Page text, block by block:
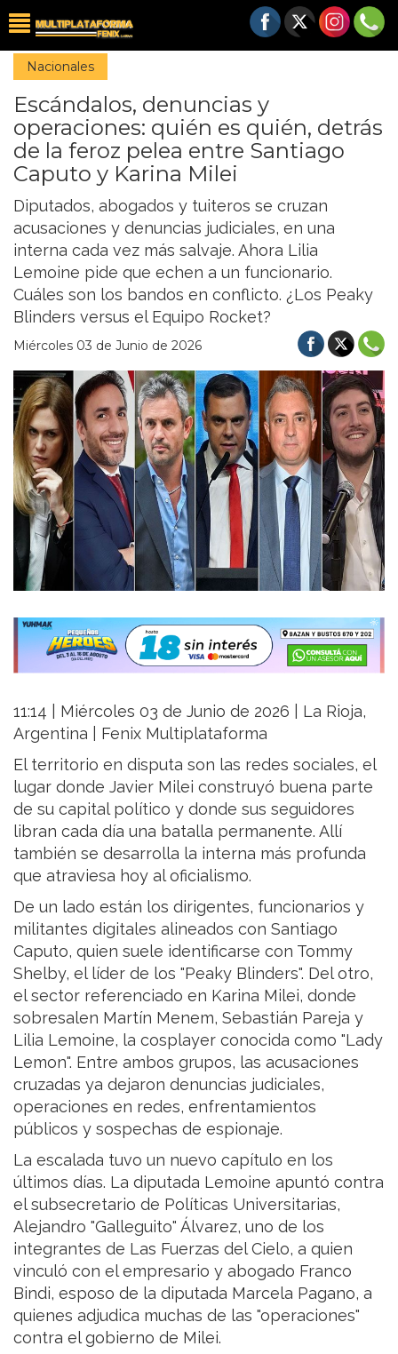
Nacionales
Escándalos, denuncias y
operaciones: quién es quién, detrás
de la feroz pelea entre Santiago
Caputo y Karina Milei
Diputados, abogados y tuiteros se cruzan
acusaciones y denuncias judiciales, en una
interna cada vez más salvaje. Ahora Lilia
Lemoine pide que echen a un funcionario.
Cuáles son los bandos en conflicto. ¿Los Peaky
Blinders versus el Equipo Rocket?
Miércoles 03 de Junio de 2026
11:14 | Miércoles 03 de Junio de 2026 | La Rioja,
Argentina | Fenix Multiplataforma
El territorio en disputa son las redes sociales, el
lugar donde Javier Milei construyó buena parte
de su capital político y donde sus seguidores
libran cada día una batalla permanente. Allí
también se desarrolla la interna más profunda
que atraviesa hoy al oficialismo.
De un lado están los dirigentes, funcionarios y
militantes digitales alineados con Santiago
Caputo, quien suele identificarse con Tommy
Shelby, el líder de los "Peaky Blinders". Del otro,
el sector referenciado en Karina Milei, donde
sobresalen Martín Menem, Sebastián Pareja y
Lilia Lemoine, la cosplayer conocida como "Lady
Lemon". Entre ambos grupos, las acusaciones
cruzadas ya dejaron denuncias judiciales,
operaciones en redes, enfrentamientos
públicos y sospechas de espionaje.
La escalada tuvo un nuevo capítulo en los
últimos días. La diputada Lemoine apuntó contra
el subsecretario de Políticas Universitarias,
Alejandro "Galleguito" Álvarez, uno de los
integrantes de Las Fuerzas del Cielo, a quien
vinculó con el empresario y abogado Franco
Bindi, esposo de la diputada Marcela Pagano, a
quienes adjudica muchas de las "operaciones"
contra el gobierno de Milei.